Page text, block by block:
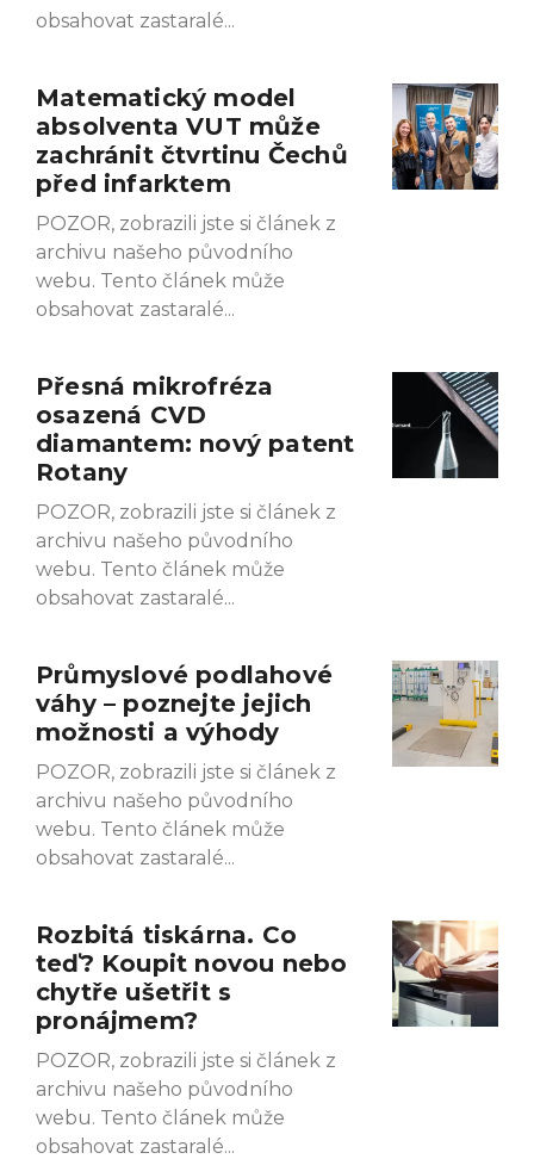
obsahovat zastaralé
Matematický model
absolventa VUT může
zachránit čtvrtinu Čechů
před infarktem
POZOR, zobrazili jste si článek z
archivu našeho původního
webu. Tento článek může
obsahovat zastaralé
Přesná mikrofréza
osazená CVD
diamantem: nový patent
Rotany
POZOR, zobrazili jste si článek z
archivu našeho původního
webu. Tento článek může
obsahovat zastaralé
Průmyslové podlahové
váhy – poznejte jejich
možnosti a výhody
POZOR, zobrazili jste si článek z
archivu našeho původního
webu. Tento článek může
obsahovat zastaralé
Rozbitá tiskárna. Co
teď? Koupit novou nebo
chytře ušetřit s
pronájmem?
POZOR, zobrazili jste si článek z
archivu našeho původního
webu. Tento článek může
obsahovat zastaralé